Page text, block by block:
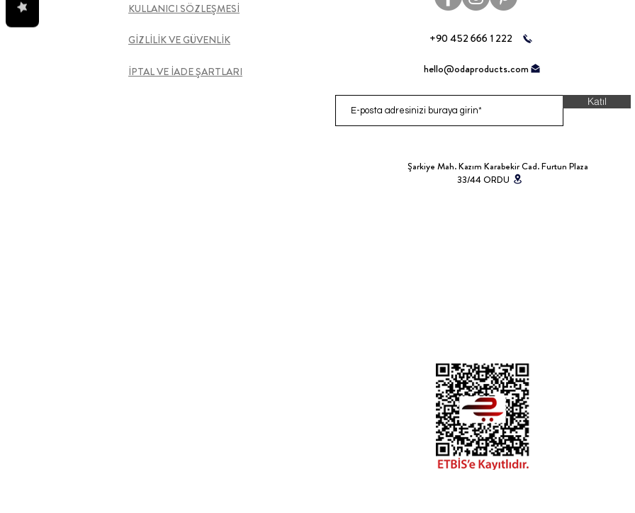
KULLANICI SÖZLEŞMESİ
GİZLİLİK VE GÜVENLİK
İPTAL VE İADE ŞARTLARI
+90 452 666 1 222
hello@odaproducts.com
Katıl
Şarkiye Mah. Kazım Karabekir Cad. Furtun Plaza
33/44 ORDU